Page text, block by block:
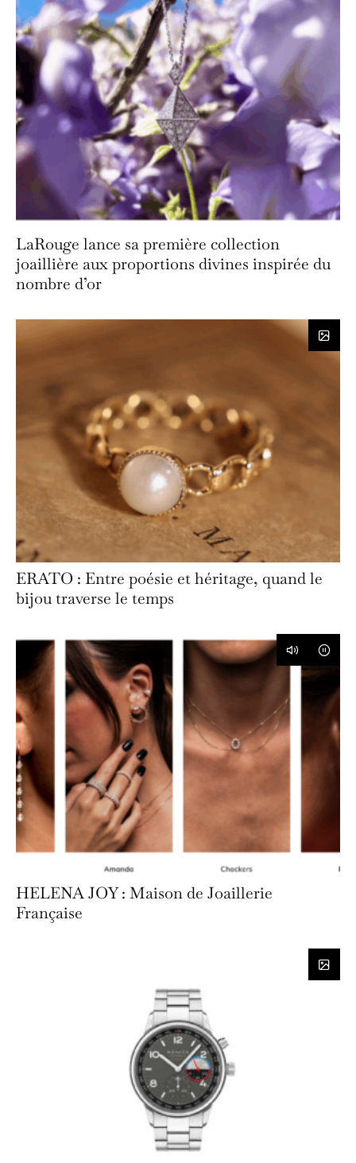
LaRouge lance sa première collection
joaillière aux proportions divines inspirée du
nombre d’or
ERATO : Entre poésie et héritage, quand le
bijou traverse le temps
HELENA JOY : Maison de Joaillerie
Française